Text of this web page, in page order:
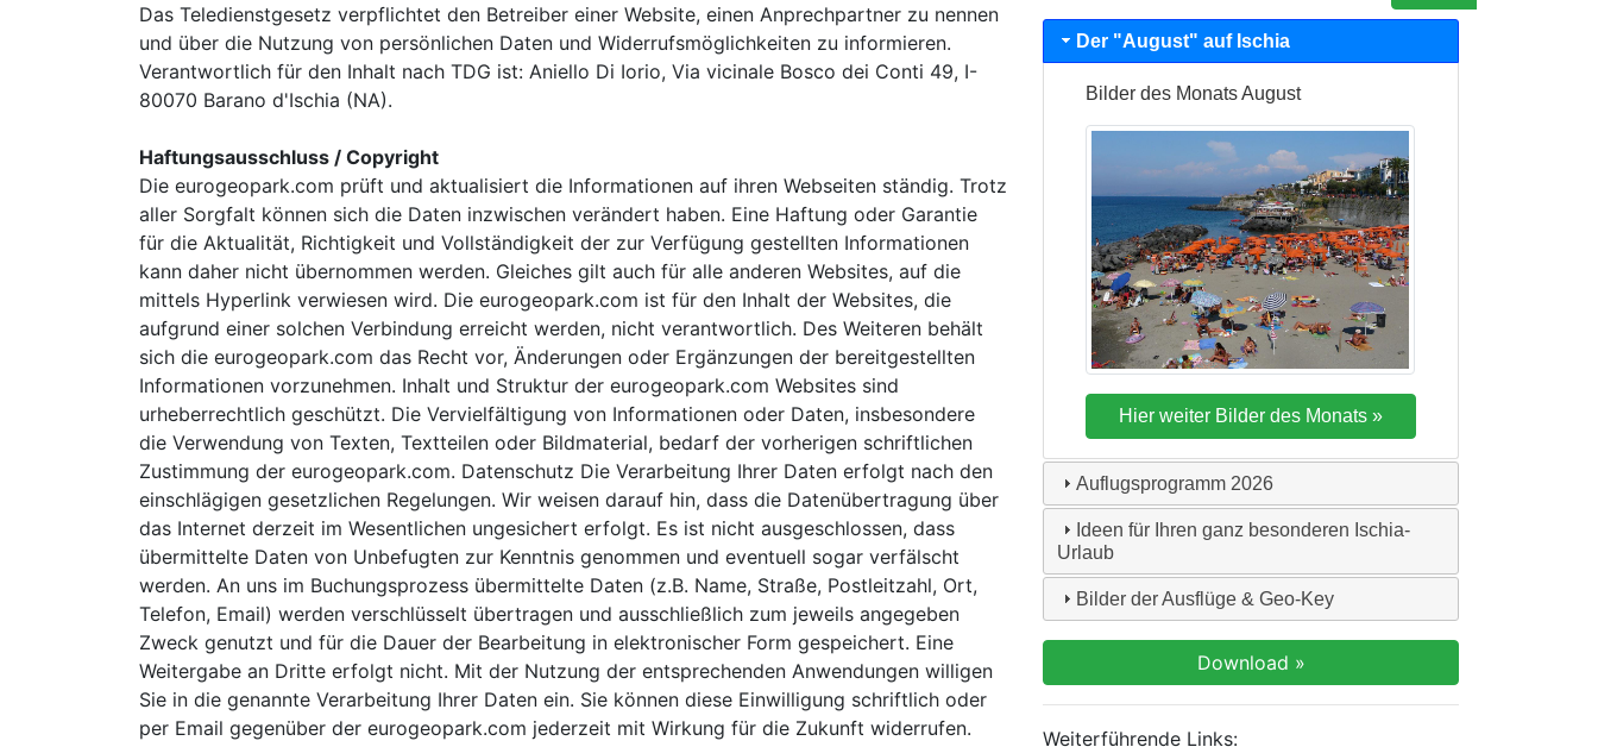
Das Teledienstgesetz verpflichtet den Betreiber einer Website, einen Anprechpartner zu nennen
und über die Nutzung von persönlichen Daten und Widerrufsmöglichkeiten zu informieren.
Verantwortlich für den Inhalt nach TDG ist: Aniello Di Iorio, Via vicinale Bosco dei Conti 49, I-
80070 Barano d'Ischia (NA).
Haftungsausschluss / Copyright
Die eurogeopark.com prüft und aktualisiert die Informationen auf ihren Webseiten ständig. Trotz
aller Sorgfalt können sich die Daten inzwischen verändert haben. Eine Haftung oder Garantie
für die Aktualität, Richtigkeit und Vollständigkeit der zur Verfügung gestellten Informationen
kann daher nicht übernommen werden. Gleiches gilt auch für alle anderen Websites, auf die
mittels Hyperlink verwiesen wird. Die eurogeopark.com ist für den Inhalt der Websites, die
aufgrund einer solchen Verbindung erreicht werden, nicht verantwortlich. Des Weiteren behält
sich die eurogeopark.com das Recht vor, Änderungen oder Ergänzungen der bereitgestellten
Informationen vorzunehmen. Inhalt und Struktur der eurogeopark.com Websites sind
urheberrechtlich geschützt. Die Vervielfältigung von Informationen oder Daten, insbesondere
die Verwendung von Texten, Textteilen oder Bildmaterial, bedarf der vorherigen schriftlichen
Zustimmung der eurogeopark.com. Datenschutz Die Verarbeitung Ihrer Daten erfolgt nach den
einschlägigen gesetzlichen Regelungen. Wir weisen darauf hin, dass die Datenübertragung über
das Internet derzeit im Wesentlichen ungesichert erfolgt. Es ist nicht ausgeschlossen, dass
übermittelte Daten von Unbefugten zur Kenntnis genommen und eventuell sogar verfälscht
werden. An uns im Buchungsprozess übermittelte Daten (z.B. Name, Straße, Postleitzahl, Ort,
Telefon, Email) werden verschlüsselt übertragen und ausschließlich zum jeweils angegeben
Zweck genutzt und für die Dauer der Bearbeitung in elektronischer Form gespeichert. Eine
Weitergabe an Dritte erfolgt nicht. Mit der Nutzung der entsprechenden Anwendungen willigen
Sie in die genannte Verarbeitung Ihrer Daten ein. Sie können diese Einwilligung schriftlich oder
per Email gegenüber der eurogeopark.com jederzeit mit Wirkung für die Zukunft widerrufen.
Der "August" auf Ischia
Bilder des MonatsAugust
Auflugsprogramm 2026
Ideen für Ihren ganz besonderen Ischia-
Urlaub
Bilder der Ausflüge & Geo-Key
Weiterführende Links: